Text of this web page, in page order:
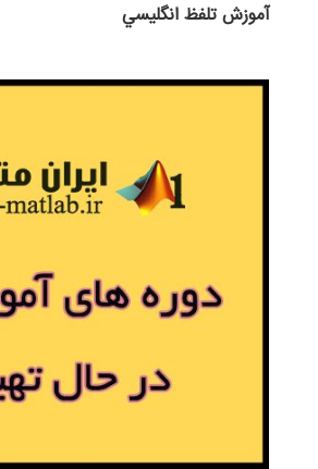
آموزش تلفظ انگليسي